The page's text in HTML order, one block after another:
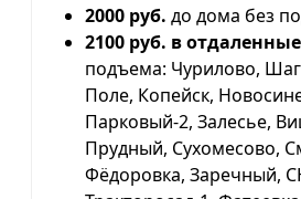
2000 руб. до дома без
2100 руб. в
подъема: Чурилово,
Поле, Копейск,
Парковый-2, Залесье,
Прудный, Сухомесово,
Фёдоровка, Заречный,